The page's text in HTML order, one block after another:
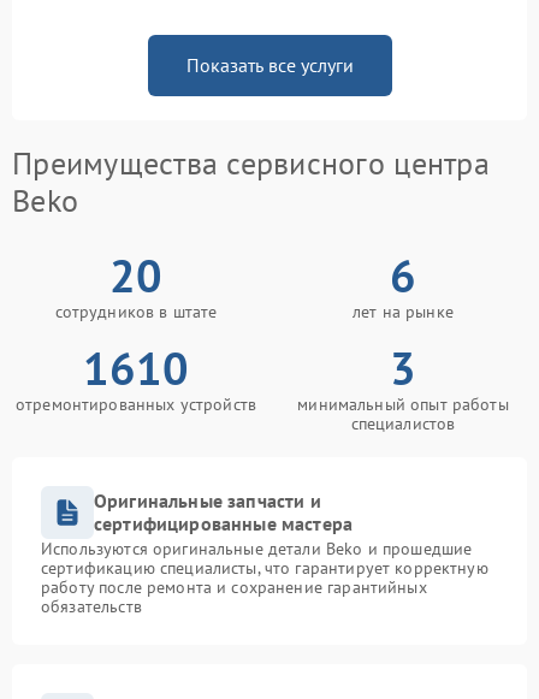
Показать все услуги
Преимущества сервисного центра
Beko
20
сотрудников в штате
6
лет на рынке
1610
отремонтированных устройств
3
минимальный опыт работы
специалистов
Оригинальные запчасти и
сертифицированные мастера
Используются оригинальные детали Beko и прошедшие
сертификацию специалисты, что гарантирует корректную
работу после ремонта и сохранение гарантийных
обязательств